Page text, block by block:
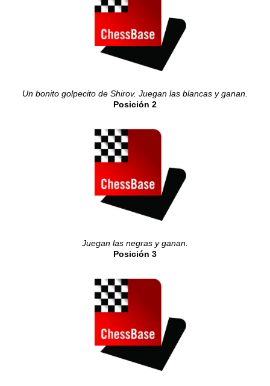
Un bonito golpecito de Shirov. Juegan las blancas y ganan.
Posición 2
Juegan las negras y ganan.
Posición 3